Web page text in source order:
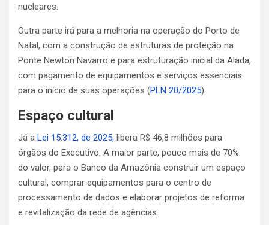
nucleares.
Outra parte irá para a melhoria na operação do Porto de
Natal, com a construção de estruturas de proteção na
Ponte Newton Navarro e para estruturação inicial da Alada,
com pagamento de equipamentos e serviços essenciais
para o início de suas operações (PLN 20/2025).
Espaço cultural
Já a Lei 15.312, de 2025, libera R$ 46,8 milhões para
órgãos do Executivo. A maior parte, pouco mais de 70%
do valor, para o Banco da Amazônia construir um espaço
cultural, comprar equipamentos para o centro de
processamento de dados e elaborar projetos de reforma
e revitalização da rede de agências.